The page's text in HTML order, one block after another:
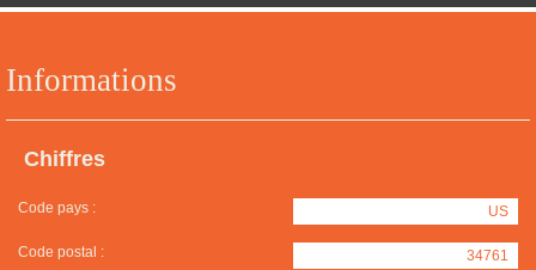
Informations
Chiffres
Code pays : US
Code postal : 34761